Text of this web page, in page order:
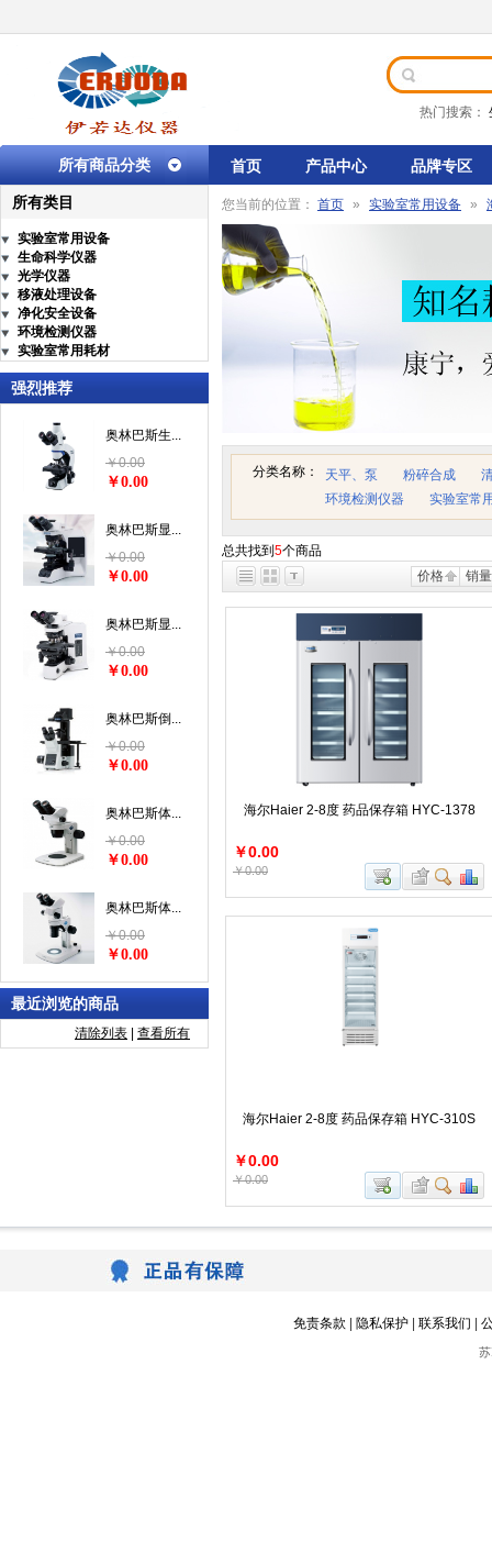
热门搜索：
首页 产品中心 品牌专区
所有商品分类
所有类目
实验室常用设备
生命科学仪器
光学仪器
移液处理设备
净化安全设备
环境检测仪器
实验室常用耗材
强烈推荐
奥林巴斯生...
￥0.00
￥0.00
奥林巴斯显...
￥0.00
￥0.00
奥林巴斯显...
￥0.00
￥0.00
奥林巴斯倒...
￥0.00
￥0.00
奥林巴斯体...
￥0.00
￥0.00
奥林巴斯体...
￥0.00
￥0.00
最近浏览的商品
清除列表 查看所有
您当前的位置： 首页 » 实验室常用设备 »
分类名称： 天平、泵 粉碎合成
环境检测仪器
实验室常
总共找到 5个商品
价格
销量
海尔Haier 2-8度 药品保存箱 HYC-1378
￥0.00
￥0.00
海尔Haier 2-8度 药品保存箱 HYC-310S
￥0.00
￥0.00
免责条款 隐私保护| 联系我们